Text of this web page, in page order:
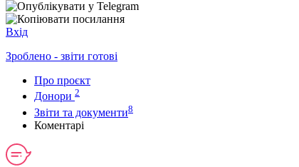
Вхід
Зроблено - звіти готові
Про проєкт
Донори 2
Звіти та документи8
Коментарі